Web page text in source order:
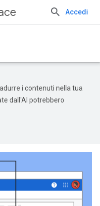
Accedi
i contenuti nella tua
dall'AI potrebbero